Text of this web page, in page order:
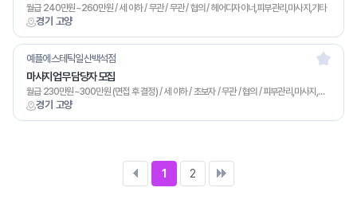
경기 고양
월급 240만원~260만원 / 세 이하 / 무관 / 무관 / 협의 / 헤어디자이너,피부관리,마사지,기타
경기 고양
예플에스테틱일산백석점
마사지 업무 담당자 모집
월급 230만원~300만원 (면접 후 결정) / 세 이하 / 초보자 / 무관 / 협의 / 피부관리,마사지,기타
1 2